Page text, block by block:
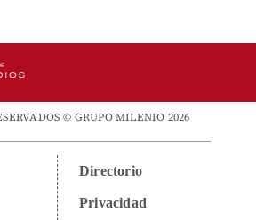
© GRUPO MILENIO 2026
Directorio
Privacidad